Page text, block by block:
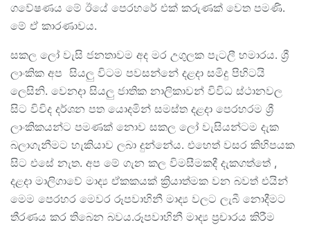
ගවේෂණය මේ ඊයේ පෙරහරේ එක් කරුණක් වෙත පමණි.
මේ ඒ කාරණාවය.
සකල ලෝ වැසි ජනතාවම අද මර උගුලක පැටලී හමාරය. ශ්‍රී
ලාංකික අප සියලු විටම පවසන්නේ දළදා සමිදු පිහිටයි
ලෙසිනි. වෙනදා සියලු ජාතික නාලිකාවන් විවිධ ස්ථානවල
සිට විවිද දර්ශන පත යොදමින් සමස්ත දළදා පෙරහරම ශ්‍රී
ලාංකිකයන්ට පමණක් නොව සකල ලෝ වැසියන්ටම දැක
බලාගැනීමට හැකියාව ලබා දුන්නේය. එහෙත් වසර කිහිපයක
සිට එසේ නැත. අප මේ ගැන කල විමසීමකදී දැකගත්තේ ,
දළදා මාලිගාවේ මාද්‍ය ඒකකයක් ක්‍රියාත්මක වන බවත් එයින්
මෙම පෙරහර මෙවර රූපවාහිනී මාද්‍ය වලට ලැබී නොදීමට
තීරණය කර තිබෙන බවය.රූපවාහිනී මාද්‍ය ප්‍රචාරය කිරීම